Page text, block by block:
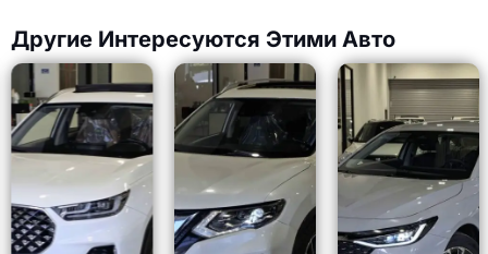
Другие Интересуются Этими Авто